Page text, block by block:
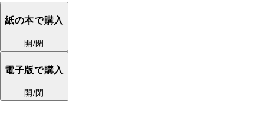
紙の本で購入
開/閉
電子版で購入
開/閉